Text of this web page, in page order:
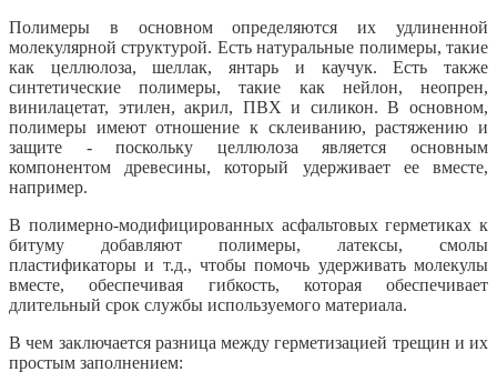
Полимеры в основном определяются их удлиненной
молекулярной структурой. Есть натуральные полимеры, такие
как целлюлоза, шеллак, янтарь и каучук. Есть также
синтетические полимеры, такие как нейлон, неопрен,
винилацетат, этилен, акрил, ПВХ и силикон. В основном,
полимеры имеют отношение к склеиванию, растяжению и
защите - поскольку целлюлоза является основным
компонентом древесины, который удерживает ее вместе,
например.
В полимерно-модифицированных асфальтовых герметиках к
битуму добавляют полимеры, латексы, смолы
пластификаторы и т.д., чтобы помочь удерживать молекулы
вместе, обеспечивая гибкость, которая обеспечивает
длительный срок службы используемого материала.
В чем заключается разница между герметизацией трещин и их
простым заполнением: